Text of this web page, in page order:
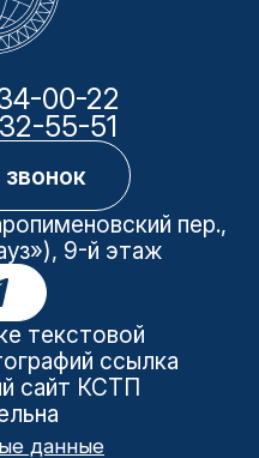
00-22
55-51
звонок
пер.,
9-й этаж
текстовой
ссылка
сайт КСТП
данные